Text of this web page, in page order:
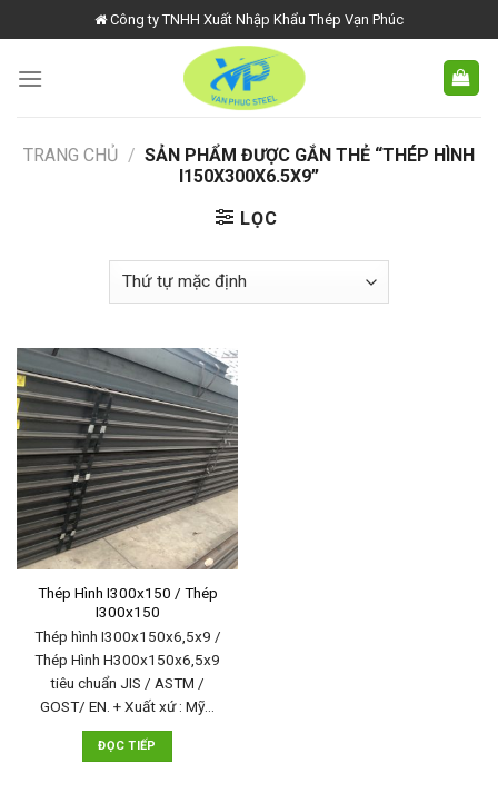
to
content
Công ty TNHH Xuất Nhập Khẩu Thép Vạn Phúc
TRANG CHỦ / SẢN PHẨM ĐƯỢC GẮN THẺ “THÉP HÌNH
I150X300X6.5X9”
LỌC
Thép Hình I300x150 / Thép
I300x150
Thép hình I300x150x6,5x9 /
Thép Hình H300x150x6,5x9
tiêu chuẩn JIS / ASTM /
GOST/ EN. + Xuất xứ : Mỹ…
ĐỌC TIẾP